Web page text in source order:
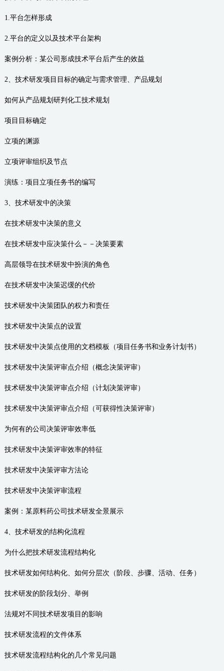
1.平台怎样形成
2.平台的定义以及技术平台架构
案例分析：某公司形成技术平台后产生的效益
2、技术研发项目目标的确定与需求管理、产品规划
如何从产品规划研判化工技术规划
项目目标确定
立项的渊源
立项评审组织及节点
演练：项目立项任务书的编写
3、技术研发中的决策
在技术研发中决策的意义
在技术研发中应决策什么－－决策要素
高层领导在技术研发中扮演的角色
在技术研发中决策迟缓的代价
技术研发中决策团队的权力和责任
技术研发中决策点的设置
技术研发中决策点使用的文档模板（项目任务书和业务计划书）
技术研发中决策评审点介绍（概念决策评审）
技术研发中决策评审点介绍（计划决策评审）
技术研发中决策评审点介绍（可获得性决策评审）
为何有的公司决策评审效率低
技术研发中决策评审效率的特征
技术研发中决策评审方法论
技术研发中决策评审流程
案例：某原料药公司技术研发全景展示
4、技术研发的结构化流程
为什么把技术研发流程结构化
技术研发如何结构化、如何分层次（阶段、步骤、活动、任务）
技术研发的阶段划分、举例
法规对不同技术研发项目的影响
技术研发流程的文件体系
技术研发流程结构化的几个常见问题